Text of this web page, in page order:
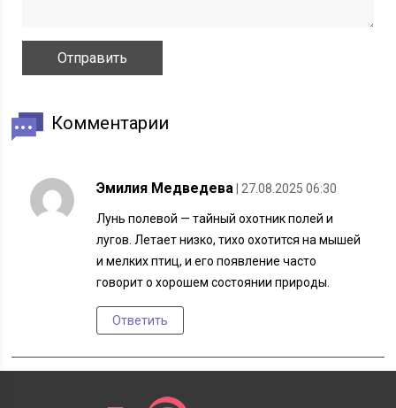
Комментарии
Эмилия Медведева | 27.08.2025 06:30
Лунь полевой — тайный охотник полей и
лугов. Летает низко, тихо охотится на мышей
и мелких птиц, и его появление часто
говорит о хорошем состоянии природы.
Ответить